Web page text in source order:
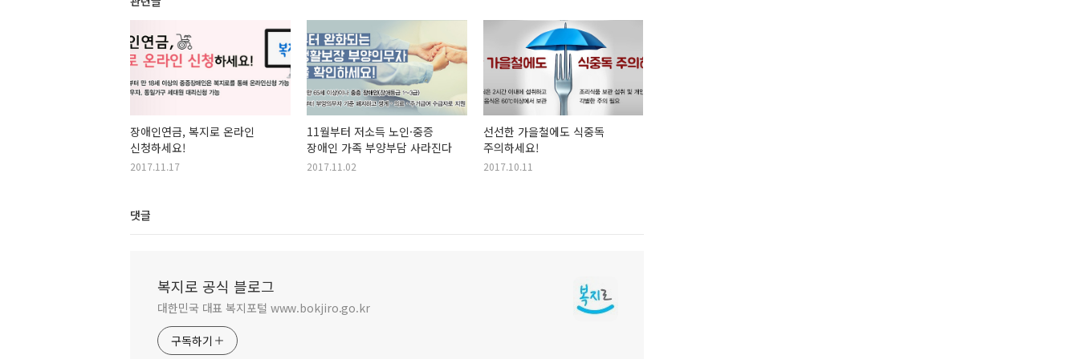
장애인연금, 복지로 온라인
신청하세요!
2017.11.17
11월부터 저소득 노인·중증
장애인 가족 부양부담 사라진다
2017.11.02
선선한 가을철에도 식중독
주의하세요!
2017.10.11
댓글
복지로 공식 블로그
대한민국 대표 복지포털 www.bokjiro.go.kr
구독하기